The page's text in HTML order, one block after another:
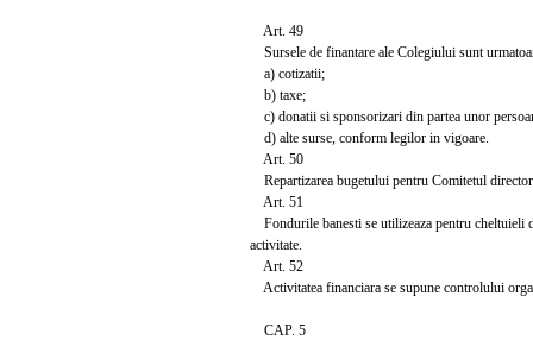
Art. 49
Sursele de finantare ale Colegiului sunt
a) cotizatii;
b) taxe;
c) donatii si sponsorizari din partea unor
d) alte surse, conform legilor in vigoare.
Art. 50
Repartizarea bugetului pentru Comitetul
Art. 51
Fondurile banesti se utilizeaza pentru cheltuieli
activitate.
Art. 52
Activitatea financiara se supune controlului
CAP. 5